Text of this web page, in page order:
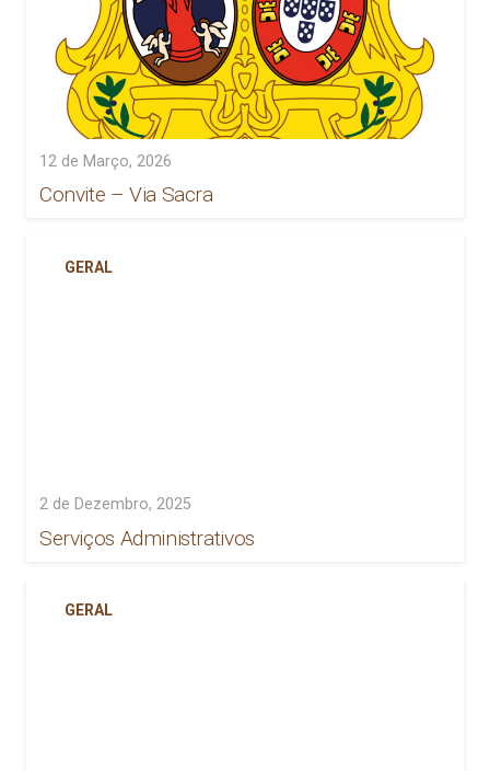
12 de Março, 2026
Convite – Via Sacra
GERAL
2 de Dezembro, 2025
Serviços Administrativos
GERAL